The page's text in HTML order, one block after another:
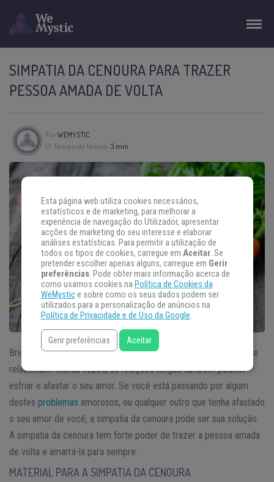
SIMPATIA DA CENOURA PARA TRAZER
PESSOA AMADA DE VOLTA
PorWEMYSTIC
Tempo de leitura: 3 min
Brigas e desentendimentos são normais quando duas pessoas se
relacionam. Muitas vezes, as relações longas também podem
esfriar e afastar o seu amor. Se você está passando por algum
destes problemas amorosos, ou qualquer outro que tenha afastado
o seu amor de você, a simpatia da cenoura pode ser sua solução.
A simpatia da cenoura tem forte poder de trazer a pessoa amada
de volta e amarrá-la para sempre.
MATERIAL PARA A SIMPATIA DA CENOURA
Esta página web utiliza cookies necessários,
estatísticos e de marketing, para melhorar a
experiência de navegação do Utilizador, apresentar
acções de marketing do seu interesse e elaborar
análises estatísticas. Para permitir a utilização de
todos os tipos de cookies, carregue em Aceitar. Se
pretender escolher apenas alguns, carregue em Gerir
preferências. Pode obter mais informação acerca de
como usamos cookies na Política de Cookies da
WeMystice sobre como os seus dados podem ser
utilizados para a personalização de anúncios na
Política de Privacidade e de Uso da Google.
Gerir preferências Aceitar